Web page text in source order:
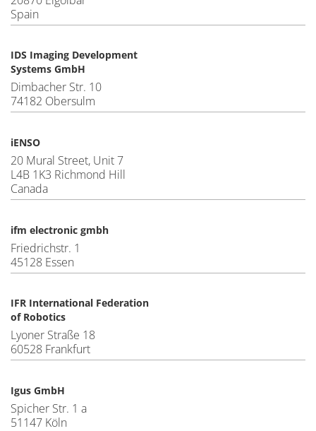
Spain
IDS Imaging Development
Systems GmbH
Dimbacher Str. 10
74182 Obersulm
iENSO
20 Mural Street, Unit 7
L4B 1K3 Richmond Hill
Canada
ifm electronic gmbh
Friedrichstr. 1
45128 Essen
IFR International Federation
of Robotics
Lyoner Straße 18
60528 Frankfurt
Igus GmbH
Spicher Str. 1 a
51147 Köln